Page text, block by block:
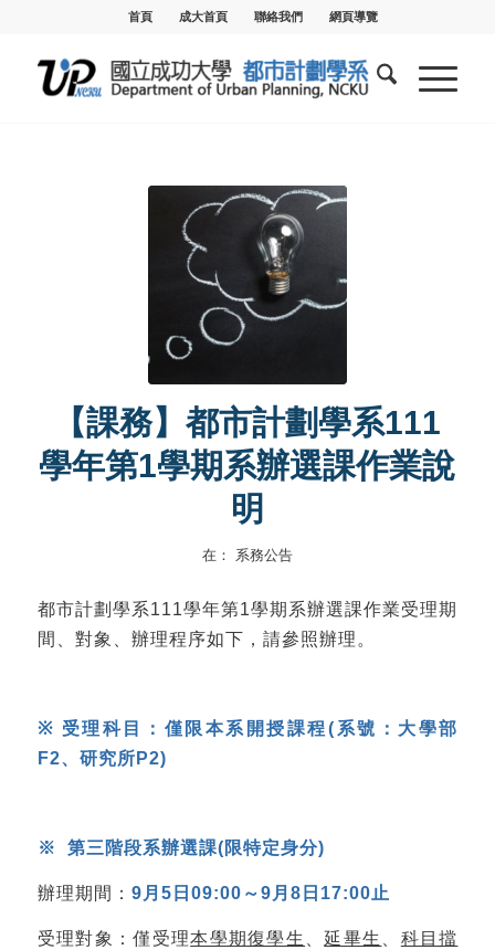
首頁 成大首頁 聯絡我們 網頁導覽
【課務】都市計劃學系111
學年第1學期系辦選課作業說
明
在： 系務公告
都市計劃學系111學年第1學期系辦選課作業受理期
間、對象、辦理程序如下，請參照辦理。
※ 受理科目：僅限本系開授課程( 系號：大學部
F2、研究所P2)
※ 第三階段系辦選課(限特定身分)
辦理期間： 9 月 5 日09:00 ～9 月 8 日 17:00 止
受理對象：僅受理本學期復學生 、延畢生
科目擋